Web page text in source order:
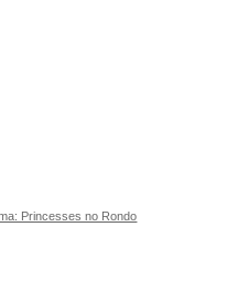
Princesses no Rondo